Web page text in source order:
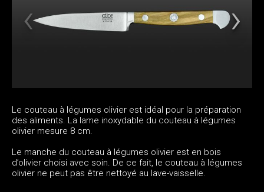
Le couteau à légumes olivier est idéal pour la préparation
des aliments. La lame inoxydable du couteau à légumes
olivier mesure 8 cm.
Le manche du couteau à légumes olivier est en bois
d’olivier choisi avec soin. De ce fait, le couteau à légumes
olivier ne peut pas être nettoyé au lave-vaisselle.